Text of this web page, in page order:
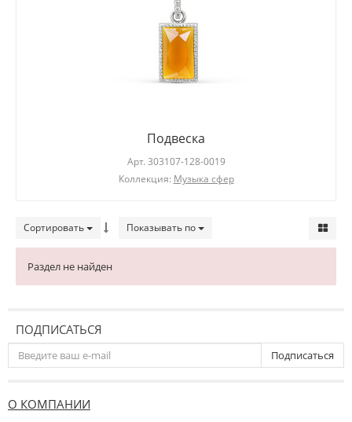
Подвеска
Арт. 303107-128-0019
Коллекция: Музыка сфер
Сортировать Показывать по
Раздел не найден
ПОДПИСАТЬСЯ
Подписаться
О КОМПАНИИ